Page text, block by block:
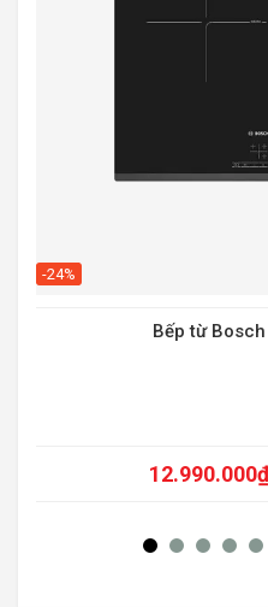
-24%
Bếp từ
12.990.000₫